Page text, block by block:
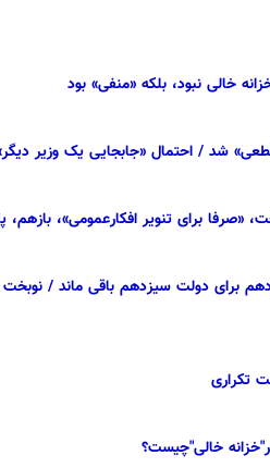
خالی نبود، بلکه «منفی» بود
شد / احتمال «جابجایی یک وزیر
«صرفا برای تنویر افکارعمومی»، بازهم،
تکراری
خالی"چیست؟